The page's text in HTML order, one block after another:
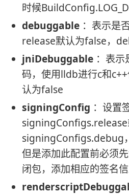
时候
debuggable：表示是
release默认为false，
jniDebuggable：表示
码，使用lldb进行c和
认为false
signingConfig ：设置
signingConfigs.release
signingConfigs.debug
但是添加此配置前必须
闭包，添加相应的签名信